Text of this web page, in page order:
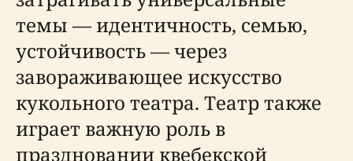
темы — идентичность, семью,
устойчивость — через
завораживающее искусство
кукольного театра. Театр также
играет важную роль в
праздновании квебекской